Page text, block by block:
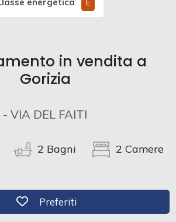
in vendita a
Gorizia
- VIA DEL FAITI
2 Bagni 2 Camere
Preferiti: Cod. 471
Preferiti